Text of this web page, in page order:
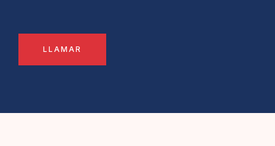
LLAMAR